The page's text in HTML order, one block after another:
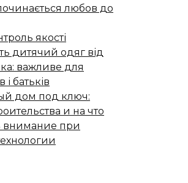
любов до
якості
дитячий одяг від
важливе для
і батьків
дом под ключ:
и на что
внимание при